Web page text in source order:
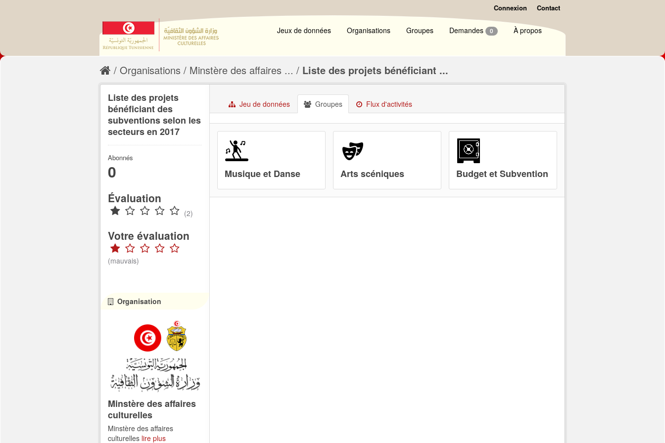
Connexion Contact
Jeux de données Organisations Groupes Demandes 0 À propos
Organisations Minstère des affaires ... Liste des projets bénéficiant ...
Jeu de données Groupes Flux d'activités
Musique et Danse Arts scéniques Budget et Subvention
Liste des projets
bénéficiant des
subventions selon les
secteurs en 2017
Abonnés
0
Évaluation
(2)
Votre évaluation
(mauvais)
Organisation
Minstère des affaires
culturelles
Minstère des affaires
culturelles lire plus